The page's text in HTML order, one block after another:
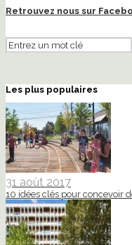
Retrouvez nous sur
Les plus populaires
31 août 2017
10 idées clés pour concevoir